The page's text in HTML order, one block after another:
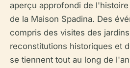
aperçu approfondi de
de la Maison Spadina. Des
compris des visites des
reconstitutions historiques et
se tiennent tout au long de